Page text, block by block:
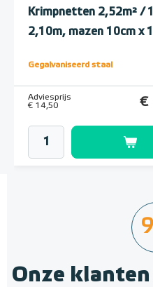
Krimpnetten 2,52m² /
2,10m, mazen 10cm x
Gegalvaniseerd staal
Adviesprijs
€ 14,50
€
Onze